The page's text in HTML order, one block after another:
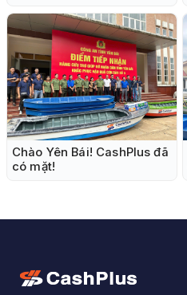
Chào Yên Bái! CashPlus đã
có mặt!